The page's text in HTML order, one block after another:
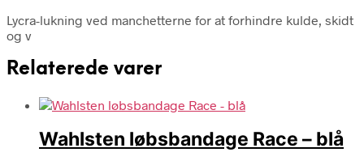
Lycra-lukning ved manchetterne for at forhindre kulde, skidt
og v
Relaterede varer
Wahlsten løbsbandage Race – blå